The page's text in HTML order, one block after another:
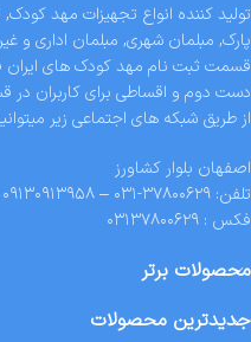
تولید کننده انواع تجهیزات مهد
پارک, مبلمان شهری, مبلمان اداری و
قسمت ثبت نام مهد کودک های ایران
دست دوم و اقساطی برای کاربران
از طریق شبکه های اجتماعی زیر
اصفهان بلوار کشاورز
تلفن: ۳۷۸۰۰۶۲۹-۰۳۱ – ۰۹۱۳۰۹۱۳۹۵۸
فکس : ۰۳۱۳۷۸۰۰۶۲۹
محصولات برتر
جدیدترین محصولات